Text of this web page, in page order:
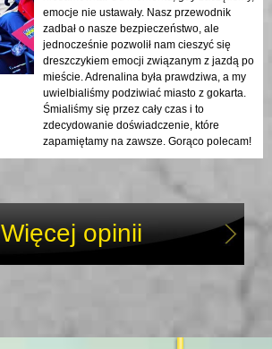
emocje nie ustawały. Nasz przewodnik
zadbał o nasze bezpieczeństwo, ale
jednocześnie pozwolił nam cieszyć się
dreszczykiem emocji związanym z jazdą po
mieście. Adrenalina była prawdziwa, a my
uwielbialiśmy podziwiać miasto z gokarta.
Śmialiśmy się przez cały czas i to
zdecydowanie doświadczenie, które
zapamiętamy na zawsze. Gorąco polecam!
Więcej opinii